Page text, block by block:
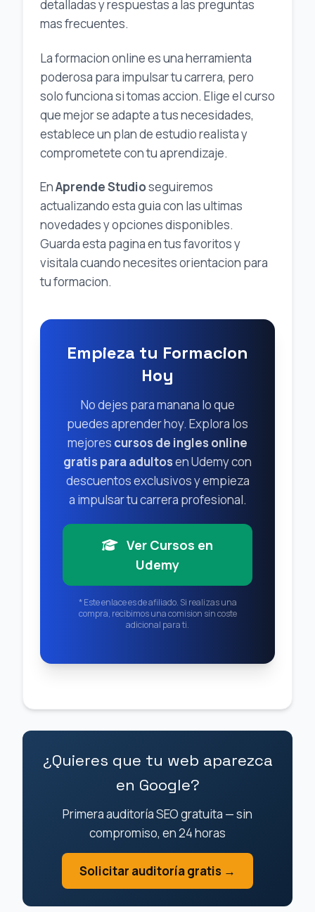
detalladas y respuestas a las preguntas
mas frecuentes.
La formacion online es una herramienta
poderosa para impulsar tu carrera, pero
solo funciona si tomas accion. Elige el curso
que mejor se adapte a tus necesidades,
establece un plan de estudio realista y
comprometete con tu aprendizaje.
EnAprende Studioseguiremos
actualizando esta guia con las ultimas
novedades y opciones disponibles.
Guarda esta pagina en tus favoritos y
visitala cuando necesites orientacion para
tu formacion.
Empieza tu Formacion
Hoy
No dejes para manana lo que
puedes aprender hoy. Explora los
mejores cursos de ingles online
gratis para adultosen Udemy con
descuentos exclusivos y empieza
a impulsar tu carrera profesional.
Ver Cursos en
Udemy
* Este enlace es de afiliado. Si realizas una
compra, recibimos una comision sin coste
adicional para ti.
¿Quieres que tu web aparezca
en Google?
Primera auditoría SEO gratuita — sin
compromiso, en 24 horas
Solicitar auditoría gratis →